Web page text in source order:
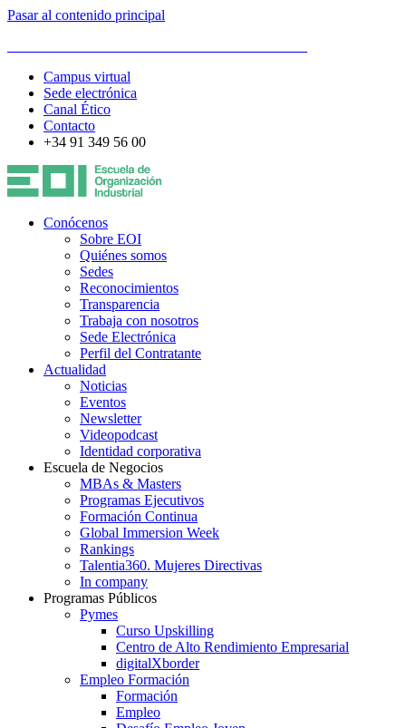
Pasar al contenido principal
Campus virtual
Sede electrónica
Canal Ético
Contacto
+34 91 349 56 00
Conócenos
Sobre EOI
Quiénes somos
Sedes
Reconocimientos
Transparencia
Trabaja con nosotros
Sede Electrónica
Perfil del Contratante
Actualidad
Noticias
Eventos
Newsletter
Videopodcast
Identidad corporativa
Escuela de Negocios
MBAs & Masters
Programas Ejecutivos
Formación Continua
Global Immersion Week
Rankings
Talentia360. Mujeres Directivas
In company
Programas Públicos
Pymes
Curso Upskilling
Centro de Alto Rendimiento Empresarial
digitalXborder
Empleo Formación
Formación
Empleo